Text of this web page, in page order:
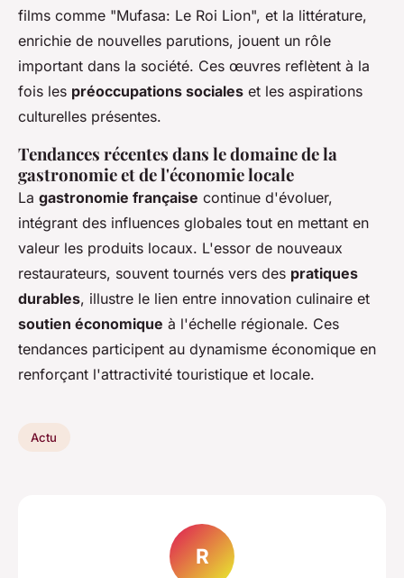
films comme "Mufasa: Le Roi Lion", et la littérature,
enrichie de nouvelles parutions, jouent un rôle
important dans la société. Ces œuvres reflètent à la
fois les préoccupations sociales et les aspirations
culturelles présentes.
Tendances récentes dans le domaine de la
gastronomie et de l'économie locale
La gastronomie française continue d'évoluer,
intégrant des influences globales tout en mettant en
valeur les produits locaux. L'essor de nouveaux
restaurateurs, souvent tournés vers des pratiques
durables, illustre le lien entre innovation culinaire et
soutien économique à l'échelle régionale. Ces
tendances participent au dynamisme économique en
renforçant l'attractivité touristique et locale.
Actu
R